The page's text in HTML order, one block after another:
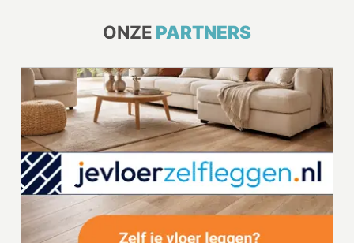
ONZE PARTNERS